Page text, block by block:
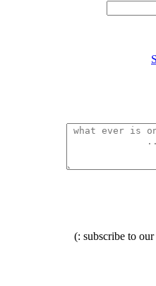
subscribe to our